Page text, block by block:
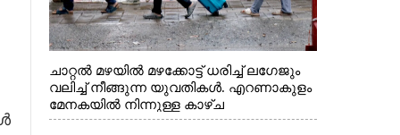
ചാറ്റൽ മഴയിൽ മഴക്കോട്ട് ധരിച്ച് ലഗേജും
വലിച്ച് നീങ്ങുന്ന യുവതികൾ. എറണാകുളം
മേനകയിൽ നിന്നുള്ള കാഴ്ച